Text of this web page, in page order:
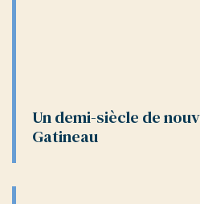
Un demi-siècle de
Gatineau